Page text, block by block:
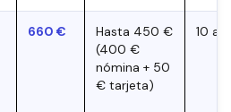
660 €
Hasta 450 €
(400 €
nómina + 50
€ tarjeta)
10